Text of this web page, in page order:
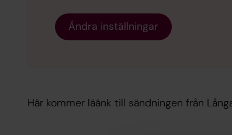
Ändra inställningar
Här kommer läänk till sändningen från